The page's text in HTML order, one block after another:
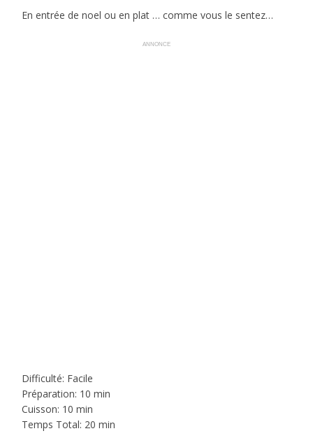
En entrée de noel ou en plat … comme vous le sentez…
ANNONCE
Difficulté: Facile
Préparation: 10 min
Cuisson: 10 min
Temps Total: 20 min